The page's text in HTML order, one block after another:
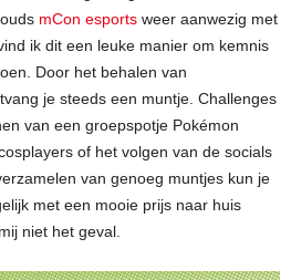
mCon esports weer aanwezig met
ik dit een leuke manier om kemnis
Door het behalen van
je steeds een muntje. Challenges
van een groepspotje Pokémon
of het volgen van de socials
van genoeg muntjes kun je
met een mooie prijs naar huis
niet het geval.